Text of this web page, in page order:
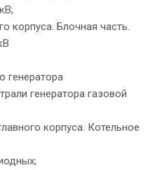
корпуса. Блочная часть.
генератора
генератора газовой
корпуса. Котельное